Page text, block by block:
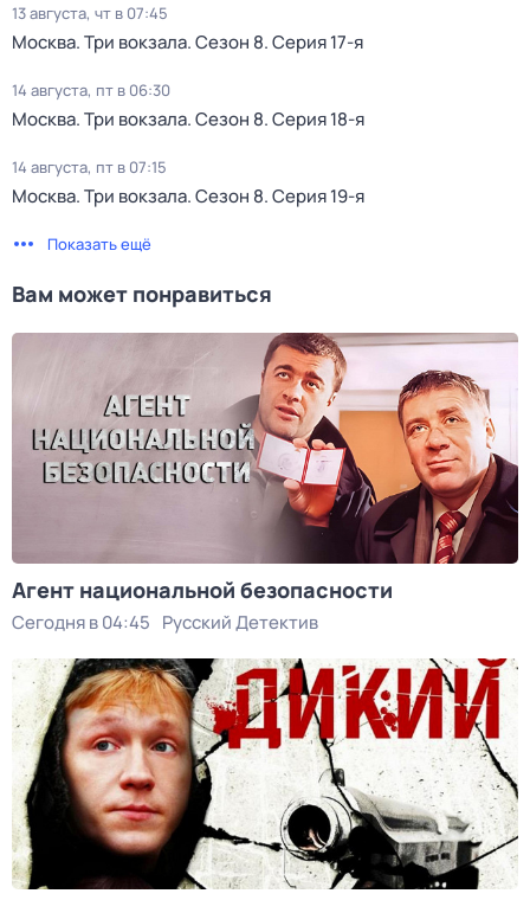
13 августа, чт в 07:45
Москва. Три вокзала. Сезон 8. Серия 17-я
14 августа, пт в 06:30
Москва. Три вокзала. Сезон 8. Серия 18-я
14 августа, пт в 07:15
Москва. Три вокзала. Сезон 8. Серия 19-я
Показать ещё
Вам может понравиться
Агент национальной безопасности
Сегодня в 04:45 Русский Детектив